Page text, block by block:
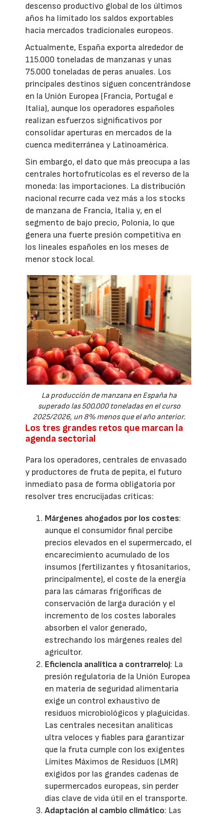
descenso productivo global de los últimos
años ha limitado los saldos exportables
hacia mercados tradicionales europeos.
Actualmente, España exporta alrededor de
115.000 toneladas de manzanas y unas
75.000 toneladas de peras anuales. Los
principales destinos siguen concentrándose
en la Unión Europea (Francia, Portugal e
Italia), aunque los operadores españoles
realizan esfuerzos significativos por
consolidar aperturas en mercados de la
cuenca mediterránea y Latinoamérica.
Sin embargo, el dato que más preocupa a las
centrales hortofrutícolas es el reverso de la
moneda: las importaciones. La distribución
nacional recurre cada vez más a los stocks
de manzana de Francia, Italia y, en el
segmento de bajo precio, Polonia, lo que
genera una fuerte presión competitiva en
los lineales españoles en los meses de
menor stock local.
La producción de manzana en España ha
superado las 500.000 toneladas en el curso
2025/2026, un 8% menos que el año anterior.
Los tres grandes retos que marcan la
agenda sectorial
Para los operadores, centrales de envasado
y productores de fruta de pepita, el futuro
inmediato pasa de forma obligatoria por
resolver tres encrucijadas críticas:
Márgenes ahogados por los costes:
aunque el consumidor final percibe
precios elevados en el supermercado, el
encarecimiento acumulado de los
insumos (fertilizantes y fitosanitarios,
principalmente), el coste de la energía
para las cámaras frigoríficas de
conservación de larga duración y el
incremento de los costes laborales
absorben el valor generado,
estrechando los márgenes reales del
agricultor.
Eficiencia analítica a contrarreloj: La
presión regulatoria de la Unión Europea
en materia de seguridad alimentaria
exige un control exhaustivo de
residuos microbiológicos y plaguicidas.
Las centrales necesitan analíticas
ultra veloces y fiables para garantizar
que la fruta cumple con los exigentes
Límites Máximos de Residuos (LMR)
exigidos por las grandes cadenas de
supermercados europeas, sin perder
días clave de vida útil en el transporte.
Adaptación al cambio climático: Las